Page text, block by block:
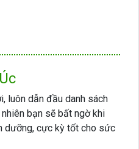
luôn dẫn đầu danh sách
bạn sẽ bất ngờ khi
dưỡng, cực kỳ tốt cho sức